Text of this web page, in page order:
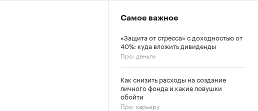
Самое важное
«Защита от стресса» с доходностью от
40%: куда вложить дивиденды
Про: деньги
Как снизить расходы на создание
личного фонда и какие ловушки
обойти
Про: карьеру